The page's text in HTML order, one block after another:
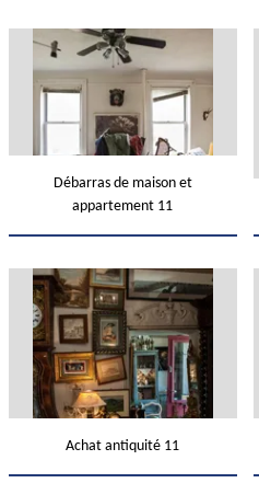
Débarras de maison et
appartement 11
Achat antiquité 11